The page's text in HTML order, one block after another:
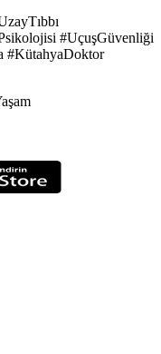
#UçuşGüvenliği
#KütahyaDoktor